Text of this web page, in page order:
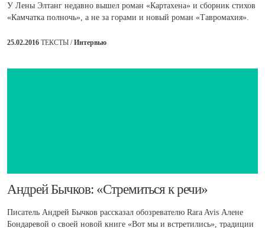
У Лены Элтанг недавно вышел роман «Картахена» и сборник стихов
«Камчатка полночь», а не за горами и новый роман «Тавромахия».
25.02.2016 ТЕКСТЫ /Интервью
​Андрей Бычков: «Стремиться к речи»
Писатель Андрей Бычков рассказал обозревателю Rara Avis Алене
Бондаревой о своей новой книге «Вот мы и встретились», традиции